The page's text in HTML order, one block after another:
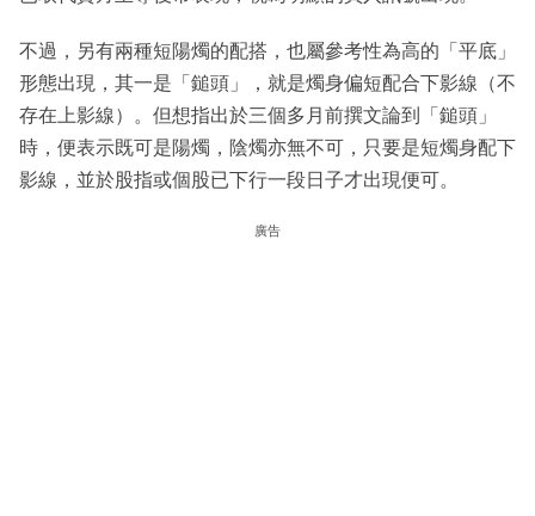
不過，另有兩種短陽燭的配搭，也屬參考性為高的「平底」
形態出現，其一是「鎚頭」，就是燭身偏短配合下影線（不
存在上影線）。但想指出於三個多月前撰文論到「鎚頭」
時，便表示既可是陽燭，陰燭亦無不可，只要是短燭身配下
影線，並於股指或個股已下行一段日子才出現便可。
廣告